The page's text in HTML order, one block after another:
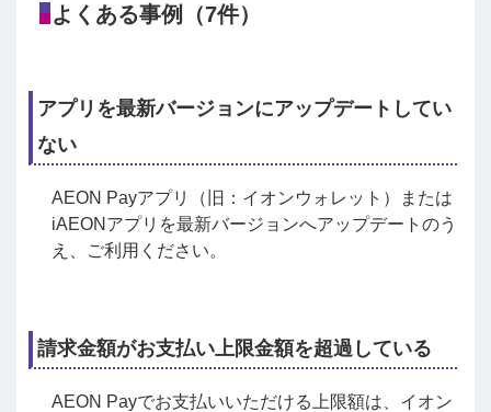
よくある事例（7件）
アプリを最新バージョンにアップデートしてい
ない
AEON Payアプリ（旧：イオンウォレット）または
iAEONアプリを最新バージョンへアップデートのう
え、ご利用ください。
請求金額がお支払い上限金額を超過している
AEON Payでお支払いいただける上限額は、イオン